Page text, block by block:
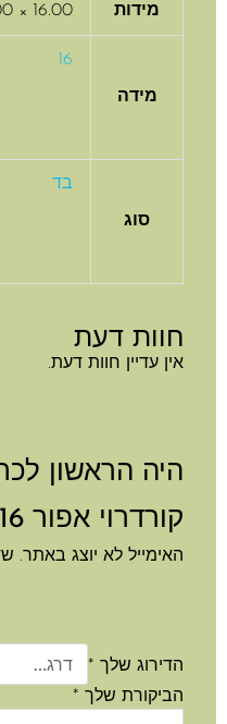
מידות 16.00 × 0.00 × 0.00 סנטימטרים
מידה
16
סוג
בד
חוות דעת
אין עדיין חוות דעת.
היה הראשון
קורדרוי אפור 16 ס"מ”
האימייל לא יוצג באתר.
הדירוג שלך *
הביקורת שלך *